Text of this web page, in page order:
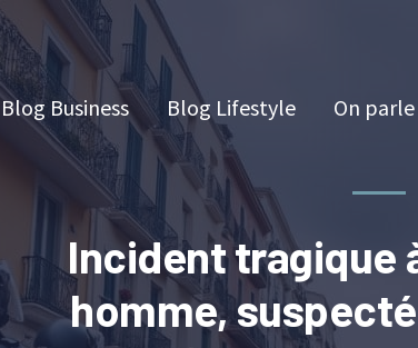
Blog Business Blog Lifestyle On
Incident tragique
homme,